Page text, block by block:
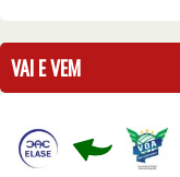
VAI E VEM